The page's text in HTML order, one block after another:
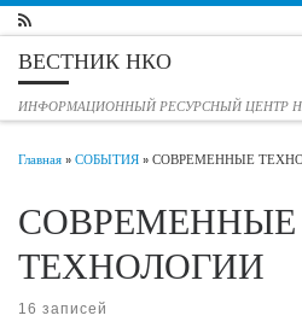
Перейти к содержимому
ВЕСТНИК НКО
ИНФОРМАЦИОННЫЙ РЕСУРСНЫЙ ЦЕНТР
Главная»СОБЫТИЯ»СОВРЕМЕННЫЕ
СОВРЕМЕННЫЕ
ТЕХНОЛОГИИ
16 записей